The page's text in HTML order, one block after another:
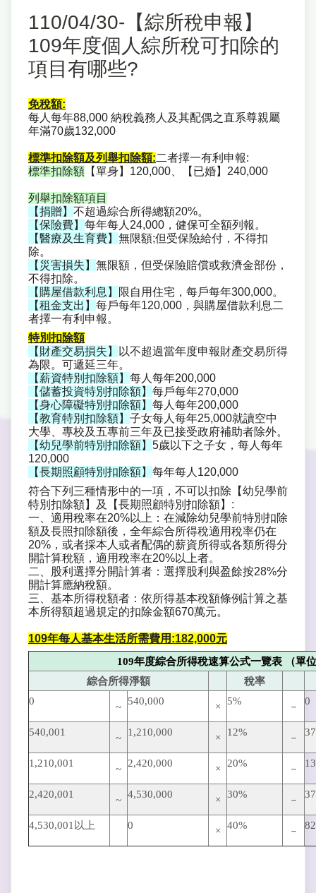
110/04/30-【綜所稅申報】
109年度個人綜所稅可扣除的
項目有哪些?
免稅額:
每人每年88,000 納稅義務人及其配偶之直系尊親屬
年滿70歲132,000
標準扣除額及列舉扣除額:二者擇一有利申報:
標準扣除額 【單身】120,000、【已婚】240,000
列舉扣除額項目
【捐贈】 不超過綜合所得總額20%。
【保險費】 每年每人24,000，健保可全額列報。
【醫療及生育費】 無限額;但受保險給付，不得扣
除。
【災害損失】 無限額，但受保險賠償或救濟金部份，
不得扣除。
【購屋借款利息】
限自用住宅，每戶每年300,000。
【租金支出】 每戶每年120,000，與購屋借款利息二
者擇一有利申報。
特別扣除額
【財產交易損失】
以不超過當年度申報財產交易所得
為限。可遞延三年。
【薪資特別扣除額】 每人每年200,000
【儲蓄投資特別扣除額】 每戶每年270,000
【身心障礙特別扣除額】 每人每年200,000
【教育特別扣除額】 子女每人每年25,000就讀空中
大學、專校及五專前三年及已接受政府補助者除外。
【幼兒學前特別扣除額】 5歲以下之子女，每人每年
120,000
【長期照顧特別扣除額】 每年每人120,000
符合下列三種情形中的一項，不可以扣除【幼兒學前
特別扣除額】及【長期照顧特別扣除額】:
一、適用稅率在20%以上：在減除幼兒學前特別扣除
額及長照扣除額後，全年綜合所得稅適用稅率仍在
20%，或者採本人或者配偶的薪資所得或各類所得分
開計算稅額，適用稅率在20%以上者。
二、股利選擇分開計算者：選擇股利與盈餘按28%分
開計算應納稅額。
三、基本所得稅額者：依所得基本稅額條例計算之基
本所得額超過規定的扣除金額670萬元。
109年每人基本生活所需費用:182,000元
109年度綜合所得稅速算公式一覽表 （單
綜合所得淨額
稅率
0
~ 540,000 × 5% － 0
540,001 ~ 1,210,000 × 12% －
1,210,001 ~ 2,420,000 × 20% －
2,420,001 ~ 4,530,000 × 30% －
4,530,001以上 0 × 40% －